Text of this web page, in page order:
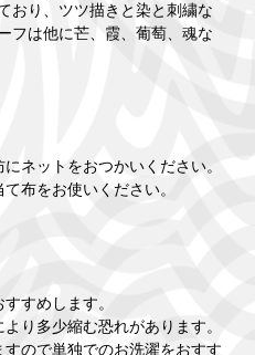
おり、ツツ描きと染と刺繍な
フは他に芒、霞、葡萄、魂な
ネットをおつかいください。
布をお使いください。
すめします。
り多少縮む恐れがあります。
ので単独でのお洗濯をおすす